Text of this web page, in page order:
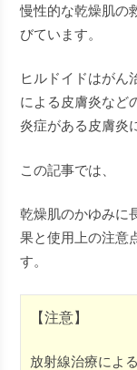
慢性的な乾燥肌の
びています。
ヒルドイドはがん
による皮膚炎など
炎症がある皮膚炎
この記事では、
乾燥肌のかゆみに
果と使用上の注意
す。
【注意】
放射線治療によ